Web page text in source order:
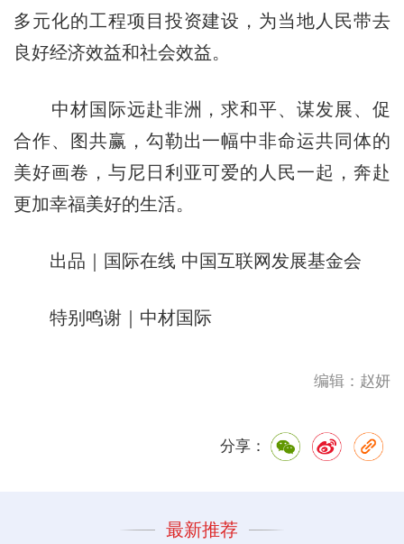
多元化的工程项目投资建设，为当地人民带去
良好经济效益和社会效益。
中材国际远赴非洲，求和平、谋发展、促
合作、图共赢，勾勒出一幅中非命运共同体的
美好画卷，与尼日利亚可爱的人民一起，奔赴
更加幸福美好的生活。
出品｜国际在线 中国互联网发展基金会
特别鸣谢｜中材国际
编辑：赵妍
分享：
最新推荐